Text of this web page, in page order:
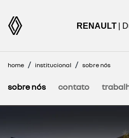
RENAULT |
home institucional sobre nós
sobre nós contato